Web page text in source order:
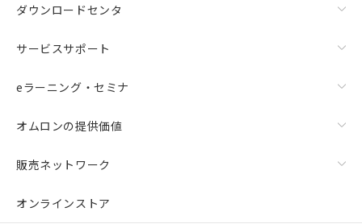
ダウンロードセンタ
サービスサポート
eラーニング・セミナ
オムロンの提供価値
販売ネットワーク
オンラインストア